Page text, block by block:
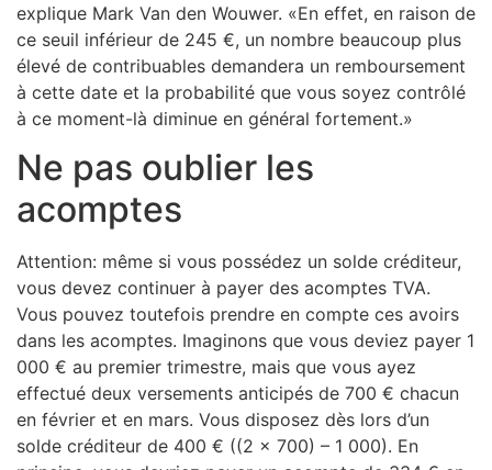
explique Mark Van den Wouwer. «En effet, en raison de
ce seuil inférieur de 245 €, un nombre beaucoup plus
élevé de contribuables demandera un remboursement
à cette date et la probabilité que vous soyez contrôlé
à ce moment-là diminue en général fortement.»
Ne pas oublier les
acomptes
Attention: même si vous possédez un solde créditeur,
vous devez continuer à payer des acomptes TVA.
Vous pouvez toutefois prendre en compte ces avoirs
dans les acomptes. Imaginons que vous deviez payer 1
000 € au premier trimestre, mais que vous ayez
effectué deux versements anticipés de 700 € chacun
en février et en mars. Vous disposez dès lors d’un
solde créditeur de 400 € ((2 x 700) – 1 000). En